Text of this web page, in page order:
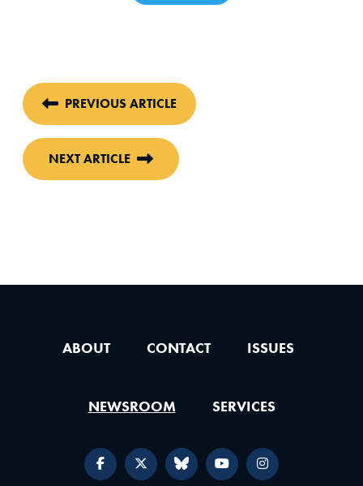
PREVIOUS ARTICLE
NEXT ARTICLE
ABOUT CONTACT ISSUES
NEWSROOM SERVICES